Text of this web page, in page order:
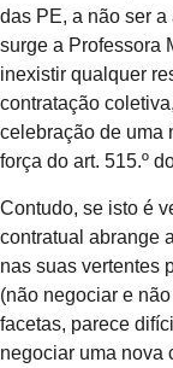
das PE, a não ser
surge a Professora
inexistir qualquer
contratação
celebração de uma
força do art. 515.º
Contudo, se isto é
contratual abrange
nas suas vertentes
(não negociar e
facetas, parece
negociar uma nova